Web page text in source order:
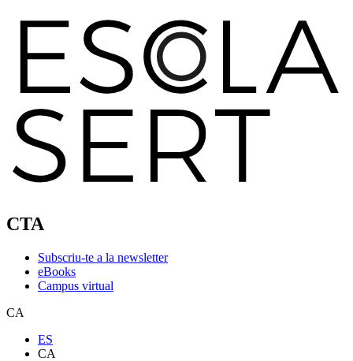
CTA
Subscriu-te a la newsletter
eBooks
Campus virtual
CA
ES
CA